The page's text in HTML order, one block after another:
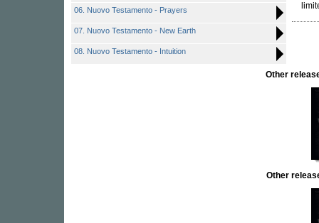
06. Nuovo Testamento - Prayers
07. Nuovo Testamento - New Earth
08. Nuovo Testamento - Intuition
Other
Other